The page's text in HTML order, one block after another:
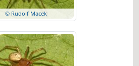
© Rudolf Macek